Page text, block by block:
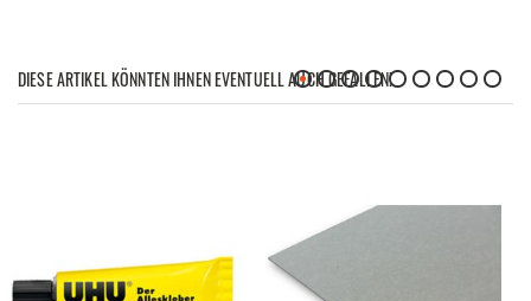
DIESE ARTIKEL KÖNNTEN IHNEN EVENTUELL AUCH GEFALLEN!